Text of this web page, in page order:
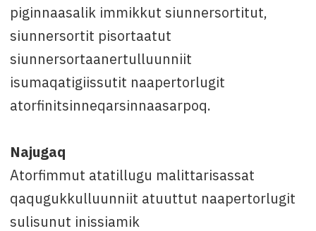
piginnaasalik immikkut siunnersortitut,
siunnersortit pisortaatut
siunnersortaanertulluunniit
isumaqatigiissutit naapertorlugit
atorfinitsinneqarsinnaasarpoq.
Najugaq
Atorfimmut atatillugu malittarisassat
qaqugukkulluunniit atuuttut naapertorlugit
sulisunut inissiamik